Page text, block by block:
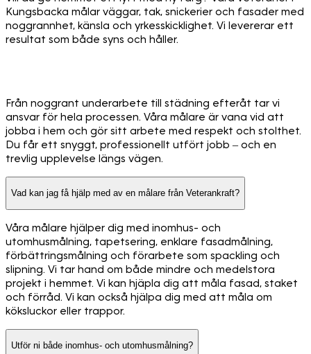
Kungsbacka målar väggar, tak, snickerier och fasader med
noggrannhet, känsla och yrkesskicklighet. Vi levererar ett
resultat som både syns och håller.
Från noggrant underarbete till städning efteråt tar vi
ansvar för hela processen. Våra målare är vana vid att
jobba i hem och gör sitt arbete med respekt och stolthet.
Du får ett snyggt, professionellt utfört jobb – och en
trevlig upplevelse längs vägen.
Vad kan jag få hjälp med av en målare från Veterankraft?
Våra målare hjälper dig med inomhus- och
utomhusmålning, tapetsering, enklare fasadmålning,
förbättringsmålning och förarbete som spackling och
slipning. Vi tar hand om både mindre och medelstora
projekt i hemmet. Vi kan hjäpla dig att måla fasad, staket
och förråd. Vi kan också hjälpa dig med att måla om
köksluckor eller trappor.
Utför ni både inomhus- och utomhusmålning?